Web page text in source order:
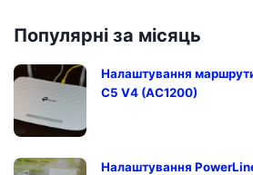
Популярні за місяць
Налаштування
C5 V4 (AC1200)
Налаштування